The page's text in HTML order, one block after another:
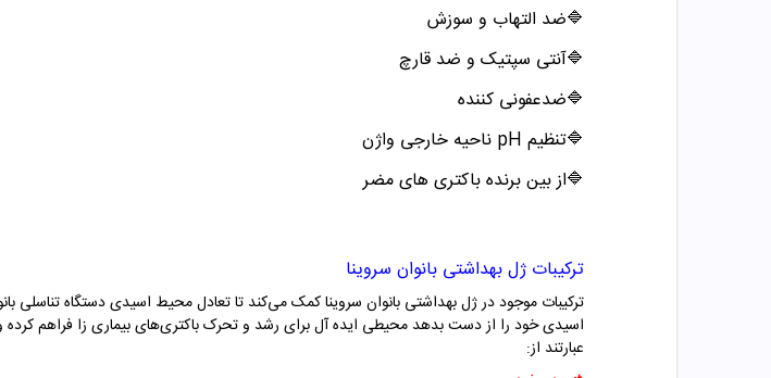
🔷ضد التهاب و سوزش
🔷آنتی سپتیک و ضد قارچ
🔷ضدعفونی کننده
🔷تنظیم pH ناحیه خارجی واژن
🔷از بین برنده باکتری های مضر
ترکیبات ژل بهداشتی بانوان سروینا
ترکیبات موجود در ژل بهداشتی بانوان سروینا کمک می‌کند تا تعادل محیط اسیدی دستگاه تناسلی
اسیدی خود را از دست بدهد محیطی ایده آل برای رشد و تحرک باکتری‌های بیماری زا فراهم کرده
عبارتند از: